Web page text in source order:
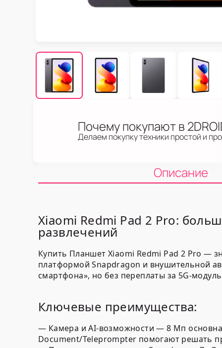
Почему покупают в
Делаем покупку техники простой и
Описание
Xiaomi Redmi Pad 2 Pro:
развлечений
Купить Планшет Xiaomi Redmi Pad 2 Pro —
платформой Snapdragon и внушительной
смартфона», но без переплаты за 5G-
Ключевые преимущества:
— Камера и AI-возможности — 8 Мп
Document/Teleprompter помогают решать